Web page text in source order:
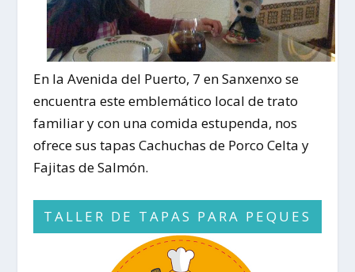
En la Avenida del Puerto, 7 en Sanxenxo se
encuentra este emblemático local de trato
familiar y con una comida estupenda, nos
ofrece sus tapasCachuchas de Porco Celtay
Fajitas de Salmón.
TALLER DE TAPAS PARA PEQUES